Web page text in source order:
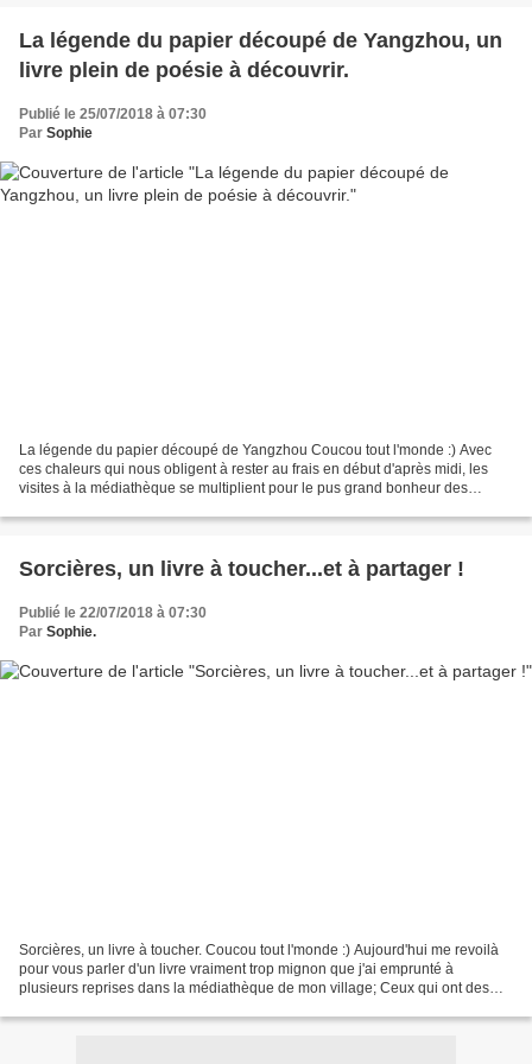
La légende du papier découpé de Yangzhou, un
livre plein de poésie à découvrir.
Publié le 25/07/2018 à 07:30
Par Sophie
La légende du papier découpé de Yangzhou Coucou tout l'monde :) Avec
ces chaleurs qui nous obligent à rester au frais en début d'après midi, les
visites à la médiathèque se multiplient pour le pus grand bonheur des
Sorcières, un livre à toucher...et à partager !
Publié le 22/07/2018 à 07:30
Par Sophie.
Sorcières, un livre à toucher. Coucou tout l'monde :) Aujourd'hui me revoilà
pour vous parler d'un livre vraiment trop mignon que j'ai emprunté à
plusieurs reprises dans la médiathèque de mon village; Ceux qui ont des